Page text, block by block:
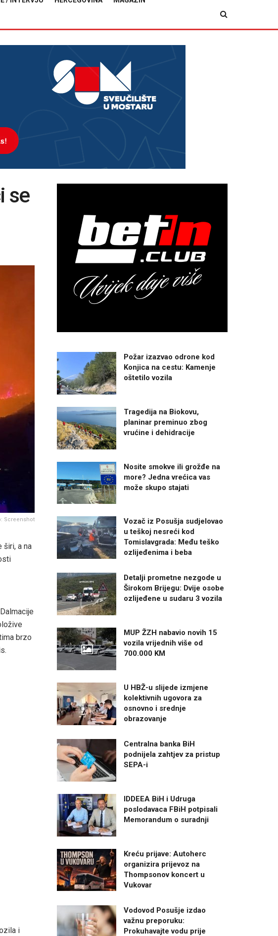
se
Screenshot
širi, a na
brzo
i
Požar izazvao odrone kod
Konjica na cestu: Kamenje
oštetilo vozila
Tragedija na Biokovu,
planinar preminuo zbog
vrućine i dehidracije
Nosite smokve ili grožđe na
more? Jedna vrećica vas
može skupo stajati
Vozač iz Posušja sudjelovao
u teškoj nesreći kod
Tomislavgrada: Među teško
ozlijeđenima i beba
Detalji prometne nezgode u
Širokom Brijegu: Dvije osobe
ozlijeđene u sudaru 3 vozila
MUP ŽZH nabavio novih 15
vozila vrijednih više od
700.000 KM
U HBŽ-u slijede izmjene
kolektivnih ugovora za
osnovno i srednje
obrazovanje
Centralna banka BiH
podnijela zahtjev za pristup
SEPA-i
IDDEEA BiH i Udruga
poslodavaca FBiH potpisali
Memorandum o suradnji
Kreću prijave: Autoherc
organizira prijevoz na
Thompsonov koncert u
Vukovar
Vodovod Posušje izdao
važnu preporuku:
Prokuhavajte vodu prije